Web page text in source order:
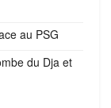
au PSG
du Dja et